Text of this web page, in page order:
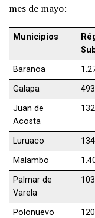
mes de mayo:
Municipios
Baranoa
Galapa
493
Juan de
Acosta
132
Luruaco 134
Malambo
Palmar de
Varela
103
Polonuevo 120